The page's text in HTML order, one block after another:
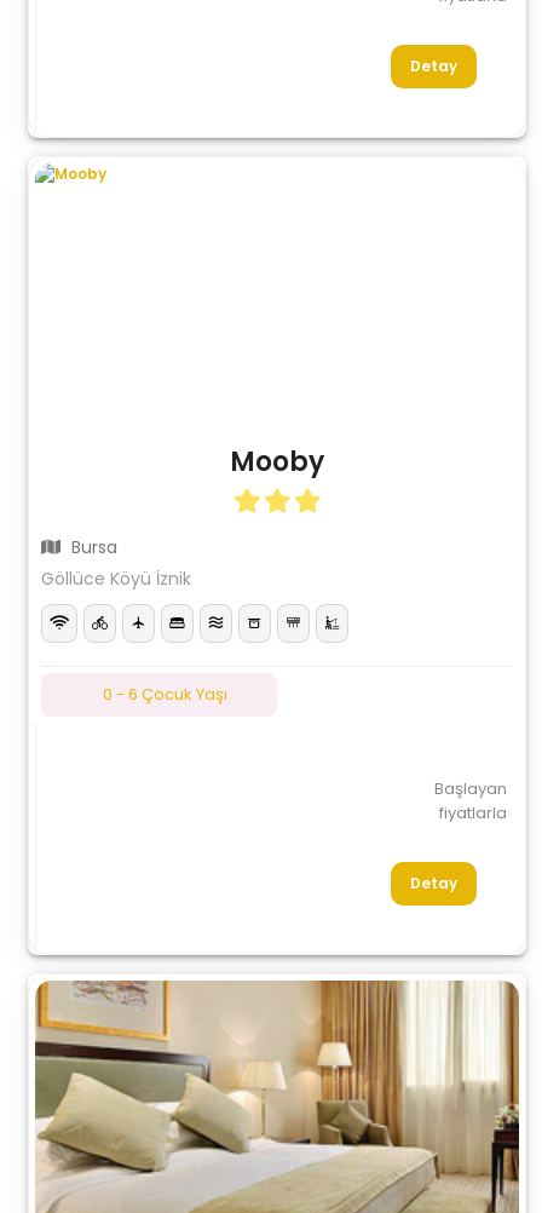
Detay
Mooby
Bursa
Göllüce Köyü İznik
0 - 6 Çocuk Yaşı
Başlayan
fiyatlarla
Detay